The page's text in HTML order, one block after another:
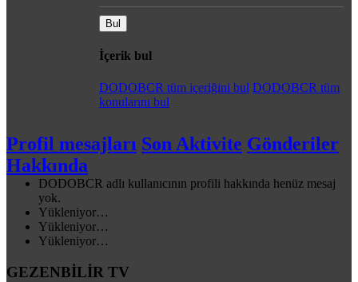
Bul
İçerik bul
DODOBCR tüm içeriğini bul DODOBCR tüm
konularını bul
Profil mesajları Son Aktivite Gönderiler
Hakkında
DODOBCR adlı kullanıcının profili hakkında henüz mesaj
yok.
Yükleniyor…
Yükleniyor…
Yükleniyor…
GEZENBİLİR TV